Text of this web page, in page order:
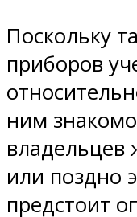
Поскольку
приборов
ним
или поздно
предстоит